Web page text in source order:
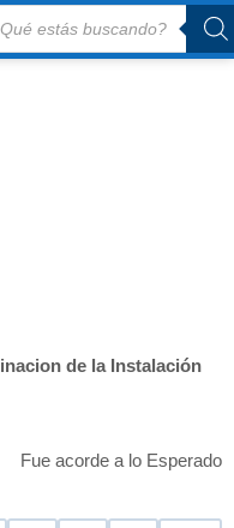
de la Instalación
Fue acorde a lo Esperado